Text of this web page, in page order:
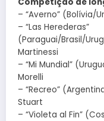
– “Averno” (Bolívia/
– “Las Herederas”
(Paraguai/Brasil/
Martinessi
– “Mi Mundial”
Morelli
– “Recreo”
Stuart
– “Violeta al Fin”